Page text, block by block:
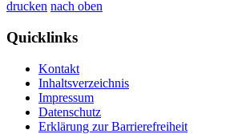
drucken nach oben
Quicklinks
Kontakt
Inhaltsverzeichnis
Impressum
Datenschutz
Erklärung zur Barrierefreiheit